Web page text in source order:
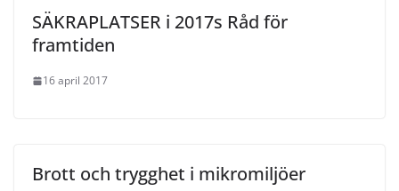
SÄKRAPLATSER i 2017s Råd för
framtiden
16 april 2017
Brott och trygghet i mikromiljöer